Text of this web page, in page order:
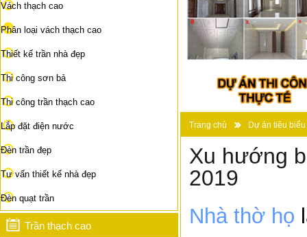
Vách thạch cao
Phân loại vách thạch cao
Thiết kế trần nhà đẹp
Thi công sơn bả
Thi công trần thạch cao
Lắp đặt điện nước
Đèn trần đẹp
Tư vấn thiết kế nhà đẹp
Đèn quạt trần
Trần thạch cao
Trang chủ Dự án tiêu biểu
Xu hướng
2019
Nhà thờ họ